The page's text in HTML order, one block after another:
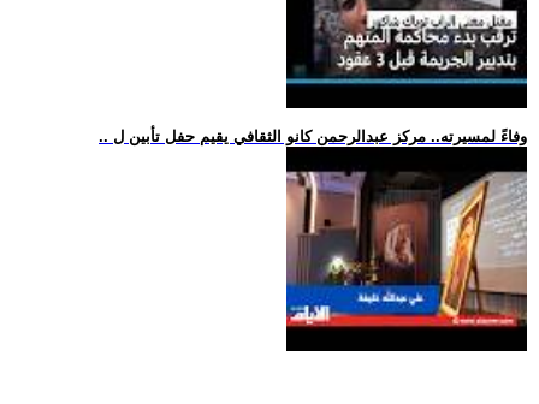
.. وفاءً لمسيرته.. مركز عبدالرحمن كانو الثقافي يقيم حفل تأبين ل